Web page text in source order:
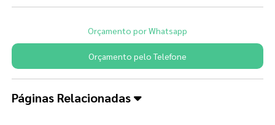
Orçamento por Whatsapp
Orçamento pelo Telefone
Páginas Relacionadas